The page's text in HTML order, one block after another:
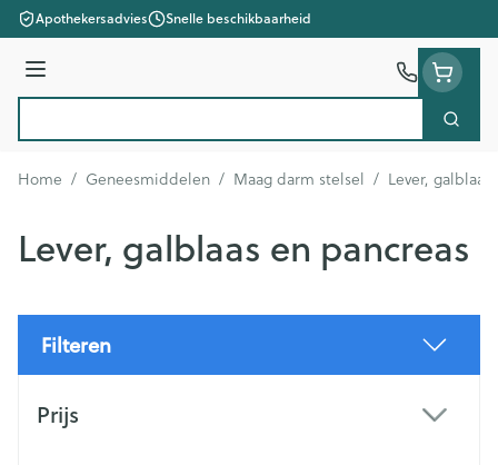
Ga naar de inhoud
Apothekersadvies Snelle beschikbaarheid
Menu
Zoek
Home / Geneesmiddelen / Maag darm stelsel / Lever, galblaas
Lever, galblaas en pancreas
Filteren
Prijs